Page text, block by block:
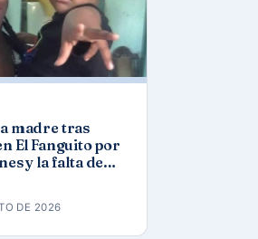
madre tras
El Fanguito por
y la falta de
DE 2026